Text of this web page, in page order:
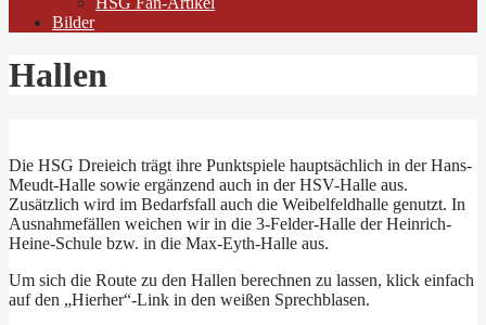
Bilder
Hallen
Die HSG Dreieich trägt ihre Punktspiele hauptsächlich in der Hans-
Meudt-Halle sowie ergänzend auch in der HSV-Halle aus.
Zusätzlich wird im Bedarfsfall auch die Weibelfeldhalle genutzt. In
Ausnahmefällen weichen wir in die 3-Felder-Halle der Heinrich-
Heine-Schule bzw. in die Max-Eyth-Halle aus.
Um sich die Route zu den Hallen berechnen zu lassen, klick einfach
auf den „Hierher“-Link in den weißen Sprechblasen.